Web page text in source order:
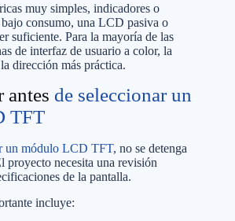
muy simples, indicadores o
consumo, una LCD pasiva o
suficiente. Para la mayoría de las
de interfaz de usuario a color, la
dirección más práctica.
antes de seleccionar un
TFT
un módulo LCD TFT, no se detenga
proyecto necesita una revisión
de la pantalla.
incluye: